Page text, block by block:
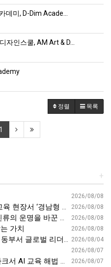
데미, D-Dim Acade…
자인스쿨, AM Art & D…
정렬 목록
1
+
2026/08/08
2026/08/08
해법’ 찾는다 - 뉴스프리존
2026/08/08
을 위한 과학 시리즈 2부(feat.박문호 박사)
2026/08/08
가치
2026/08/04
더십 체험 - 전남인터넷신문
2026/08/07
2026/08/07
찾는다 - 스트레이트뉴스